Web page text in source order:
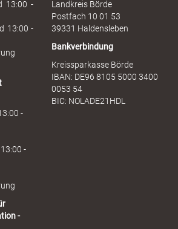
h
13:00 -
13:00 -
-
-
-
Landkreis Börde
Postfach 10 01 53
39331 Haldensleben
Bankverbindung
Kreissparkasse Börde
IBAN: DE96 8105 5000 3400
0053 54
BIC: NOLADE21HDL